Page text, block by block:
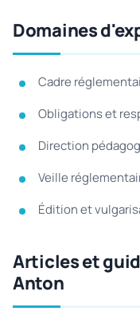
Domaines
Cadre
Obligations et
Direction
Veille
Édition et
Articles et
Anton